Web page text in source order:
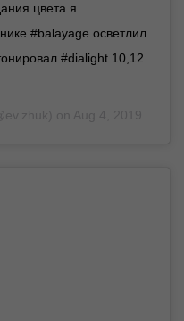
цвета я
#balayage осветлил
#dialight 10,12